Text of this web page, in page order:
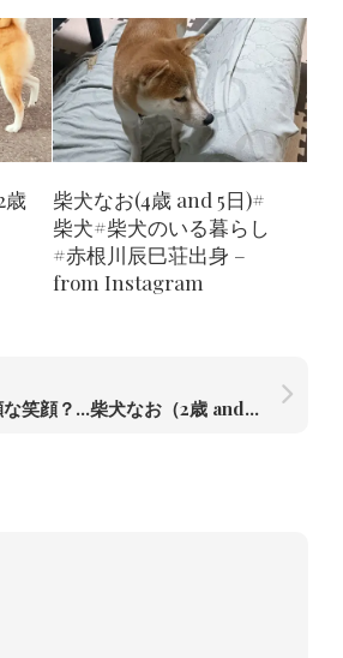
歳
柴犬なお(4歳 and 5日)#
柴犬#柴犬のいる暮らし
#赤根川辰巳荘出身 –
from Instagram
ドヤ顔な笑顔？…柴犬なお（2歳 and 21日）